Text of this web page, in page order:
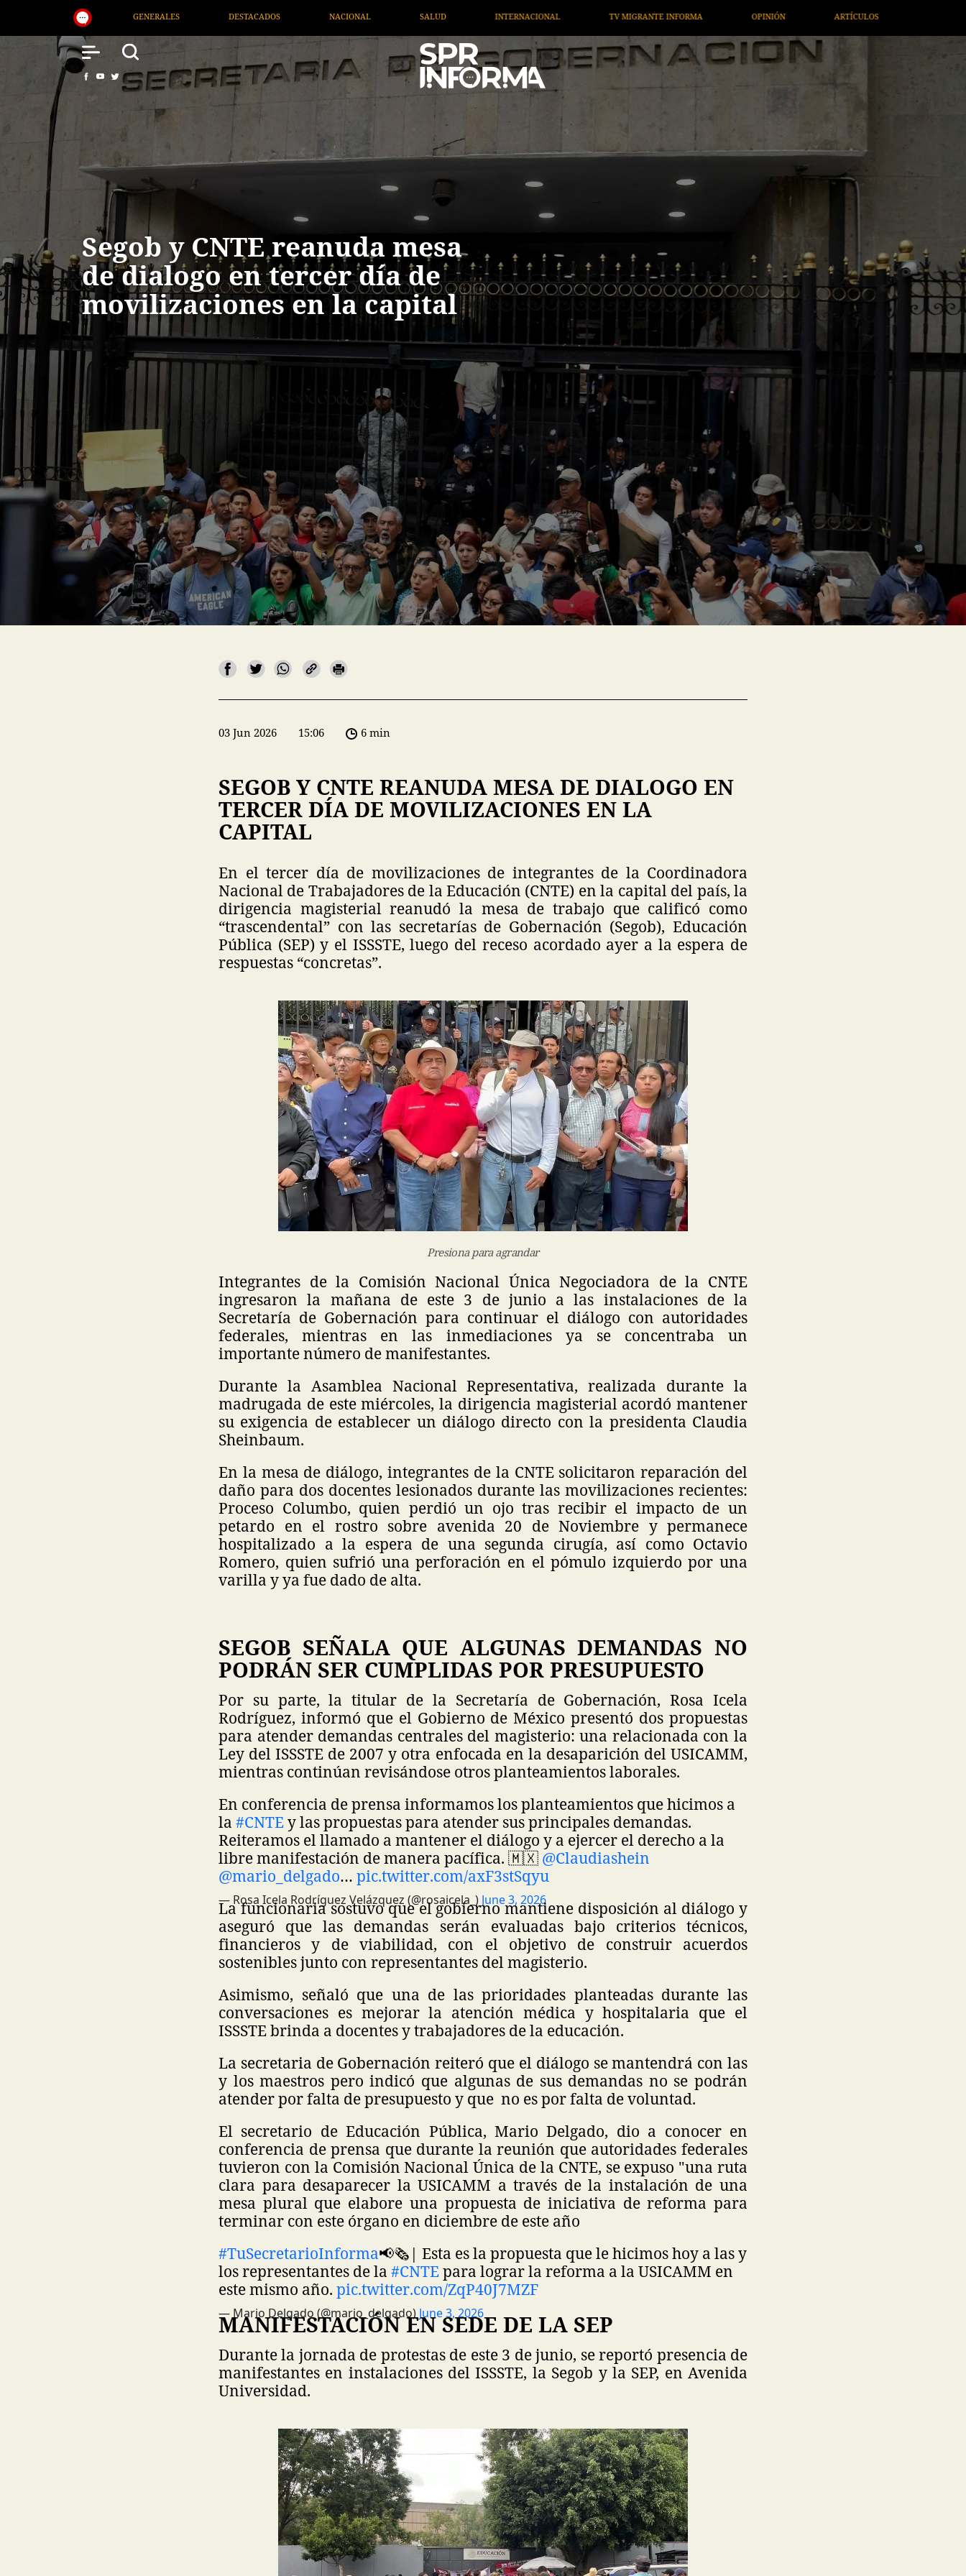
NACIONAL INTERNACIONAL TV MIGRANTE INFORMA OPINIÓN ARTÍCULOS ARTE / ENTRETENIMIENTO ECONOMÍA / NEGOCIOS
Segob y CNTE reanuda mesa
de dialogo en tercer día de
movilizaciones en la capital
03 Jun 2026 15:06 6 min
SEGOB Y CNTE REANUDA MESA DE DIALOGO EN
TERCER DÍA DE MOVILIZACIONES EN LA
CAPITAL
En el tercer día de movilizaciones de integrantes de la Coordinadora
Nacional de Trabajadores de la Educación (CNTE) en la capital del país, la
dirigencia magisterial reanudó la mesa de trabajo que calificó como
“trascendental” con las secretarías de Gobernación (Segob), Educación
Pública (SEP) y el ISSSTE, luego del receso acordado ayer a la espera de
respuestas “concretas”.
Presiona para agrandar
Integrantes de la Comisión Nacional Única Negociadora de la CNTE
ingresaron la mañana de este 3 de junio a las instalaciones de la
Secretaría de Gobernación para continuar el diálogo con autoridades
federales, mientras en las inmediaciones ya se concentraba un
importante número de manifestantes.
Durante la Asamblea Nacional Representativa, realizada durante la
madrugada de este miércoles, la dirigencia magisterial acordó mantener
su exigencia de establecer un diálogo directo con la presidenta Claudia
Sheinbaum.
En la mesa de diálogo, integrantes de la CNTE solicitaron reparación del
daño para dos docentes lesionados durante las movilizaciones recientes:
Proceso Columbo, quien perdió un ojo tras recibir el impacto de un
petardo en el rostro sobre avenida 20 de Noviembre y permanece
hospitalizado a la espera de una segunda cirugía, así como Octavio
Romero, quien sufrió una perforación en el pómulo izquierdo por una
varilla y ya fue dado de alta.
SEGOB SEÑALA QUE ALGUNAS DEMANDAS NO
PODRÁN SER CUMPLIDAS POR PRESUPUESTO
Por su parte, la titular de la Secretaría de Gobernación, Rosa Icela
Rodríguez, informó que el Gobierno de México presentó dos propuestas
para atender demandas centrales del magisterio: una relacionada con la
Ley del ISSSTE de 2007 y otra enfocada en la desaparición del USICAMM,
mientras continúan revisándose otros planteamientos laborales.
En conferencia de prensa informamos los planteamientos que hicimos a
la #CNTEy las propuestas para atender sus principales demandas.
Reiteramos el llamado a mantener el diálogo y a ejercer el derecho a la
libre manifestación de manera pacífica. 🇲🇽 @Claudiashein
@mario_delgado… pic.twitter.com/axF3stSqyu
— Rosa Icela Rodríguez Velázquez (@rosaicela_) June 3, 2026
La funcionaria sostuvo que el gobierno mantiene disposición al diálogo y
aseguró que las demandas serán evaluadas bajo criterios técnicos,
financieros y de viabilidad, con el objetivo de construir acuerdos
sostenibles junto con representantes del magisterio.
Asimismo, señaló que una de las prioridades planteadas durante las
conversaciones es mejorar la atención médica y hospitalaria que el
ISSSTE brinda a docentes y trabajadores de la educación.
La secretaria de Gobernación reiteró que el diálogo se mantendrá con las
y los maestros pero indicó que algunas de sus demandas no se podrán
atender por falta de presupuesto y que no es por falta de voluntad.
El secretario de Educación Pública, Mario Delgado, dio a conocer en
conferencia de prensa que durante la reunión que autoridades federales
tuvieron con la Comisión Nacional Única de la CNTE, se expuso "una ruta
clara para desaparecer la USICAMM a través de la instalación de una
mesa plural que elabore una propuesta de iniciativa de reforma para
terminar con este órgano en diciembre de este año
#TuSecretarioInforma📢🗞| Esta es la propuesta que le hicimos hoy a las y
los representantes de la #CNTEpara lograr la reforma a la USICAMM en
este mismo año. pic.twitter.com/ZqP40J7MZF
— Mario Delgado (@mario_delgado) June 3, 2026
MANIFESTACIÓN EN SEDE DE LA SEP
Durante la jornada de protestas de este 3 de junio, se reportó presencia de
manifestantes en instalaciones del ISSSTE, la Segob y la SEP, en Avenida
Universidad.